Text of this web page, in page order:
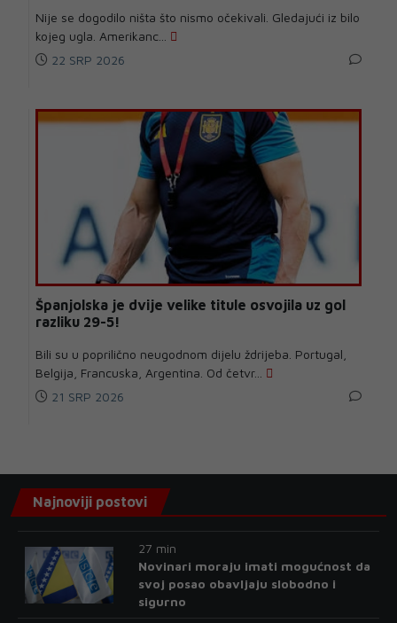
Nije se dogodilo ništa što nismo očekivali. Gledajući iz bilo
kojeg ugla. Amerikanc...
22 SRP 2026
Španjolska je dvije velike titule osvojila uz gol
razliku 29-5!
Bili su u poprilično neugodnom dijelu ždrijeba. Portugal,
Belgija, Francuska, Argentina. Od četvr...
21 SRP 2026
Najnoviji postovi
27 min
Novinari moraju imati mogućnost da
svoj posao obavljaju slobodno i
sigurno